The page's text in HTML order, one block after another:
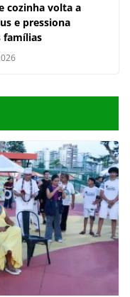
cozinha volta a
e pressiona
famílias